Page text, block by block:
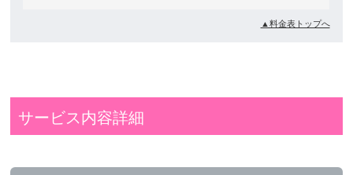
▲料金表トップへ
サービス内容詳細